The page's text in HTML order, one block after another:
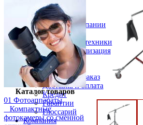
Аксессуары
Слухи
Новости компании
Услуги
Прокат фототехники
Выкуп и реализация
Покупателям
Акции
Как сделать заказ
Доставка и оплата
Кредит
Гарантии
Глоссарий
Компания
Каталог товаров
01 Фотоаппараты
Компактные
фотокамеры со сменной